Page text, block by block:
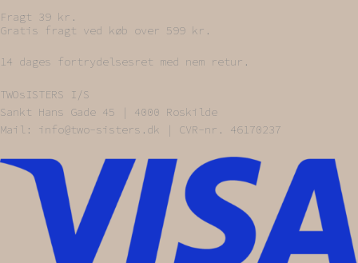
Fragt 39 kr.
Gratis fragt ved køb over 599 kr.
14 dages fortrydelsesret med nem retur.
TWOsISTERS I/S
Sankt Hans Gade 45 | 4000 Roskilde
Mail: info@two-sisters.dk | CVR-nr. 46170237